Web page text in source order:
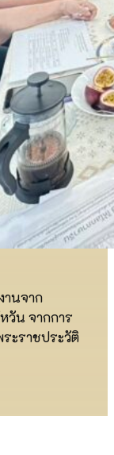
านจาก
วัน จากการ
ะราชประวัติ